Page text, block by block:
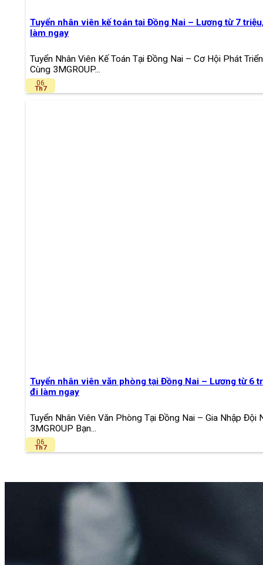
Tuyển nhân viên kế toán tại Đồng Nai – Lương từ 7
làm ngay
Tuyển Nhân Viên Kế Toán Tại Đồng Nai – Cơ Hội Phát Triển
Cùng 3MGROUP...
06
Th7
Tuyển nhân viên văn phòng tại Đồng Nai – Lương từ 6
đi làm ngay
Tuyển Nhân Viên Văn Phòng Tại Đồng Nai – Gia Nhập Đội
3MGROUP Bạn...
06
Th7